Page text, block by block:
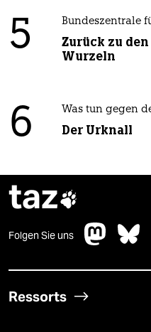
5 Bundeszentrale
Zurück zu
Wurzeln
6 Was tun gegen
Der Urknall
taz
Folgen Sie uns
Ressorts